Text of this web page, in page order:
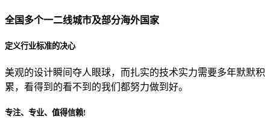
贵公司的团队规模是？
目前主要的营销渠道是？
全国多个一二线城市及部分海外国家
定义行业标准的决心
美观的设计瞬间夺人眼球，而扎实的技术实力需要多年默默积
累，看得到的看不到的我们都努力做到好。
专注、专业、值得信赖!